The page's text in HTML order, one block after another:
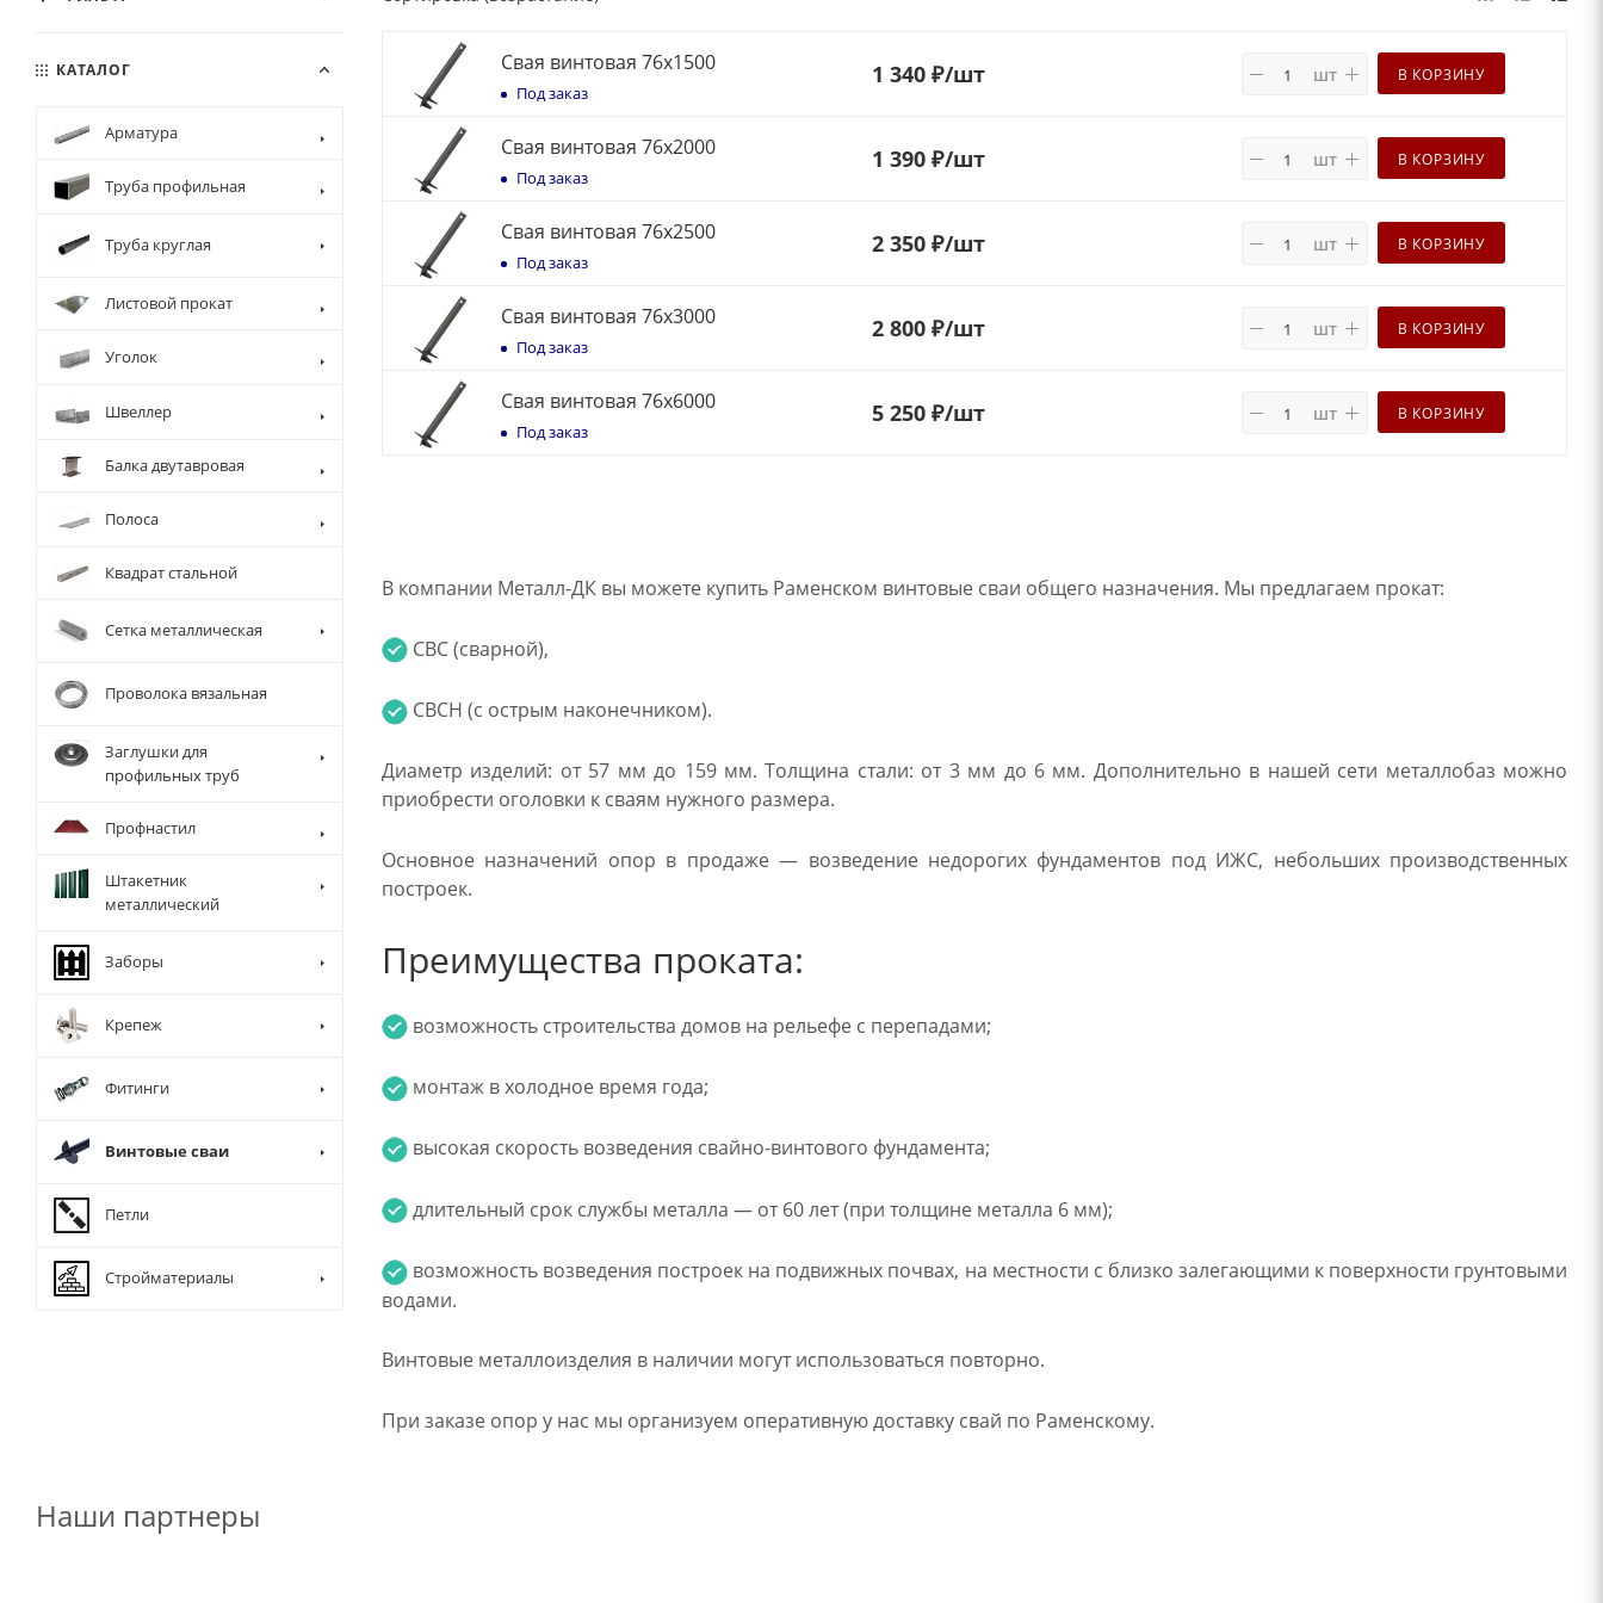
Свая винтовая 76x1500
Под заказ
1 340 ₽/шт шт В КОРЗИНУ
Свая винтовая 76x2000
Под заказ
1 390 ₽/шт шт В КОРЗИНУ
Свая винтовая 76x2500
Под заказ
2 350 ₽/шт шт В КОРЗИНУ
Свая винтовая 76x3000
Под заказ
2 800 ₽/шт шт В КОРЗИНУ
Свая винтовая 76x6000
Под заказ
5 250 ₽/шт шт В КОРЗИНУ
В компании Металл-ДК вы можете купить Раменском винтовые сваи общего назначения. Мы предлагаем прокат:
СВС (сварной),
СВСН (с острым наконечником).
Диаметр изделий: от 57 мм до 159 мм. Толщина стали: от 3 мм до 6 мм. Дополнительно в нашей сети металлобаз можно
приобрести оголовки к сваям нужного размера.
Основное назначений опор в продаже — возведение недорогих фундаментов под ИЖС, небольших производственных
построек.
Преимущества проката:
возможность строительства домов на рельефе с перепадами;
монтаж в холодное время года;
высокая скорость возведения свайно-винтового фундамента;
длительный срок службы металла — от 60 лет (при толщине металла 6 мм);
возможность возведения построек на подвижных почвах, на местности с близко залегающими к поверхности грунтовыми
водами.
Винтовые металлоизделия в наличии могут использоваться повторно.
При заказе опор у нас мы организуем оперативную доставку свай по Раменскому.
КАТАЛОГ
Арматура
Труба профильная
Труба круглая
Листовой прокат
Уголок
Швеллер
Балка двутавровая
Полоса
Квадрат стальной
Сетка металлическая
Проволока вязальная
Заглушки для
профильных труб
Профнастил
Штакетник
металлический
Заборы
Крепеж
Фитинги
Винтовые сваи
Петли
Стройматериалы
Наши партнеры